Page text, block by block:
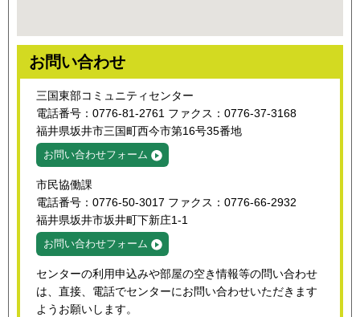
お問い合わせ
三国東部コミュニティセンター
電話番号：0776-81-2761 ファクス：0776-37-3168
福井県坂井市三国町西今市第16号35番地
お問い合わせフォーム
市民協働課
電話番号：0776-50-3017 ファクス：0776-66-2932
福井県坂井市坂井町下新庄1-1
お問い合わせフォーム
センターの利用申込みや部屋の空き情報等の問い合わせ
は、直接、電話でセンターにお問い合わせいただきます
ようお願いします。